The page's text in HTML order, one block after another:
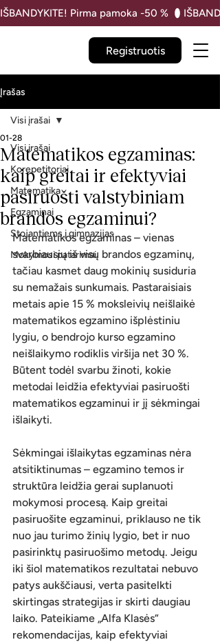
Registruotis
IŠBANDYKITE! Pirma pamoka -50 %
Įrašas
Visi įrašai
Korepetitoriai
Matematika
Egzaminai
Stojantiems į gimnazijas
Mokymosi patarimai
Visi įrašai
Matematikos egzaminas:
kaip greitai ir efektyviai
pasiruošti valstybiniam
brandos egzaminui?
01-28
Matematikos egzaminas – vienas
svarbiausių iš visų brandos egzaminų,
tačiau kasmet daug mokinių susiduria
su nemažais sunkumais. Pastaraisiais
metais apie 15 % moksleivių neišlaikė
matematikos egzamino išplėstiniu
lygiu, o bendrojo kurso egzamino
neišlaikymo rodiklis viršija net 30 %.
Būtent todėl svarbu žinoti, kokie
metodai leidžia efektyviai pasiruošti
matematikos egzaminui ir jį sėkmingai
išlaikyti.
Sėkmingai išlaikytas egzaminas nėra
atsitiktinumas – egzamino temos ir
struktūra leidžia gerai suplanuoti
mokymosi procesą. Kaip greitai
pasiruošite egzaminui, priklauso ne tik
nuo jau turimo žinių lygio, bet ir nuo
pasirinktų pasiruošimo metodų. Jeigu
iki šiol matematikos rezultatai nebuvo
patys aukščiausi, verta pasitelkti
skirtingas strategijas ir skirti daugiau
laiko. Pateikiame „Alfa Klasės“
rekomendacijas, kaip efektyviai